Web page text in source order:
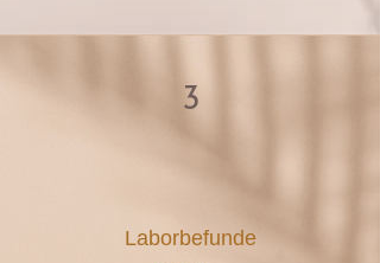
3
Laborbefunde